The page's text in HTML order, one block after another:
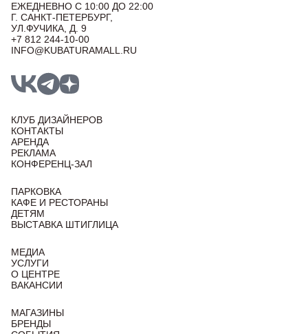
ЕЖЕДНЕВНО С 10:00 ДО 22:00
Г. САНКТ-ПЕТЕРБУРГ,
УЛ.ФУЧИКА, Д. 9
+7 812 244-10-00
INFO@KUBATURAMALL.RU
КЛУБ ДИЗАЙНЕРОВ
КОНТАКТЫ
АРЕНДА
РЕКЛАМА
КОНФЕРЕНЦ-ЗАЛ
ПАРКОВКА
КАФЕ И РЕСТОРАНЫ
ДЕТЯМ
ВЫСТАВКА ШТИГЛИЦА
МЕДИА
УСЛУГИ
О ЦЕНТРЕ
ВАКАНСИИ
МАГАЗИНЫ
БРЕНДЫ